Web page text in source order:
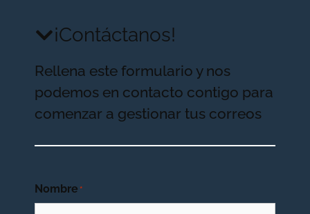
¡Contáctanos!
Rellena este formulario y nos
podemos en contacto contigo para
comenzar a gestionar tus correos
Nombre *